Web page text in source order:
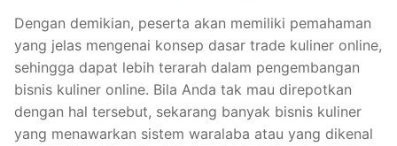
Dengan demikian, peserta akan memiliki pemahaman
yang jelas mengenai konsep dasar trade kuliner online,
sehingga dapat lebih terarah dalam pengembangan
bisnis kuliner online. Bila Anda tak mau direpotkan
dengan hal tersebut, sekarang banyak bisnis kuliner
yang menawarkan sistem waralaba atau yang dikenal